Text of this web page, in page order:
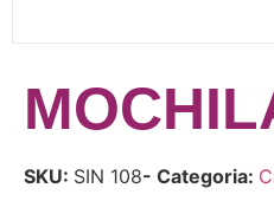
SKU: SIN 108- Categoria: